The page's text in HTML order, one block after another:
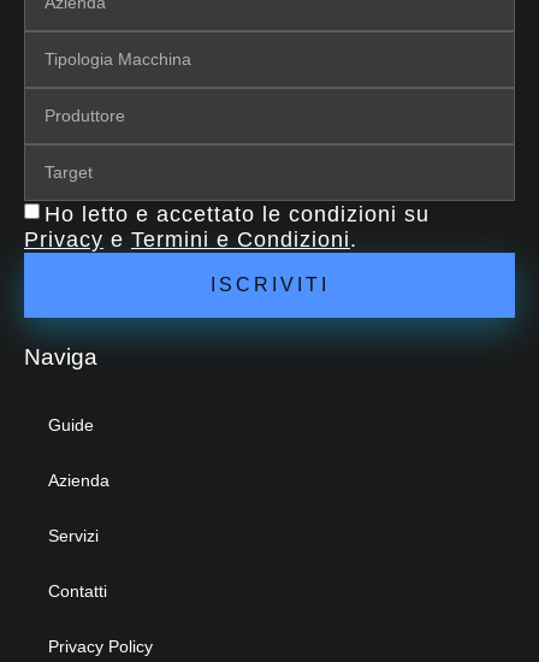
Ho letto e accettato le condizioni su
Privacy e Termini e Condizioni.
ISCRIVITI
Naviga
Guide
Azienda
Servizi
Contatti
Privacy Policy